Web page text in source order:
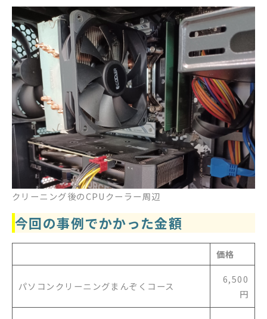
クリーニング後のCPUクーラー周辺
今回の事例でかかった金額
価格
パソコンクリーニングまんぞくコース
6,500
円